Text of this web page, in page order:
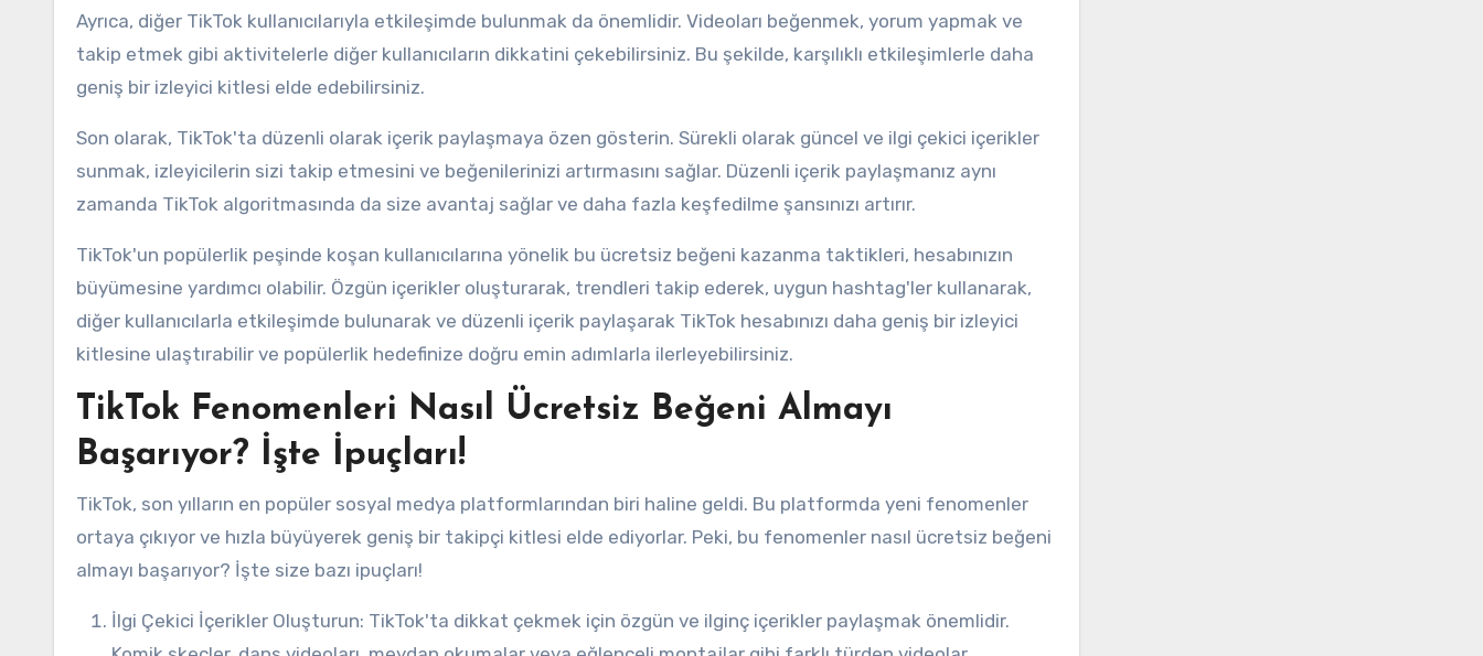
Ayrıca, diğer TikTok kullanıcılarıyla etkileşimde bulunmak da önemlidir. Videoları beğenmek, yorum yapmak ve
takip etmek gibi aktivitelerle diğer kullanıcıların dikkatini çekebilirsiniz. Bu şekilde, karşılıklı etkileşimlerle daha
geniş bir izleyici kitlesi elde edebilirsiniz.
Son olarak, TikTok'ta düzenli olarak içerik paylaşmaya özen gösterin. Sürekli olarak güncel ve ilgi çekici içerikler
sunmak, izleyicilerin sizi takip etmesini ve beğenilerinizi artırmasını sağlar. Düzenli içerik paylaşmanız aynı
zamanda TikTok algoritmasında da size avantaj sağlar ve daha fazla keşfedilme şansınızı artırır.
TikTok'un popülerlik peşinde koşan kullanıcılarına yönelik bu ücretsiz beğeni kazanma taktikleri, hesabınızın
büyümesine yardımcı olabilir. Özgün içerikler oluşturarak, trendleri takip ederek, uygun hashtag'ler kullanarak,
diğer kullanıcılarla etkileşimde bulunarak ve düzenli içerik paylaşarak TikTok hesabınızı daha geniş bir izleyici
kitlesine ulaştırabilir ve popülerlik hedefinize doğru emin adımlarla ilerleyebilirsiniz.
TikTok Fenomenleri Nasıl Ücretsiz Beğeni Almayı
Başarıyor? İşte İpuçları!
TikTok, son yılların en popüler sosyal medya platformlarından biri haline geldi. Bu platformda yeni fenomenler
ortaya çıkıyor ve hızla büyüyerek geniş bir takipçi kitlesi elde ediyorlar. Peki, bu fenomenler nasıl ücretsiz beğeni
almayı başarıyor? İşte size bazı ipuçları!
İlgi Çekici İçerikler Oluşturun: TikTok'ta dikkat çekmek için özgün ve ilginç içerikler paylaşmak önemlidir.